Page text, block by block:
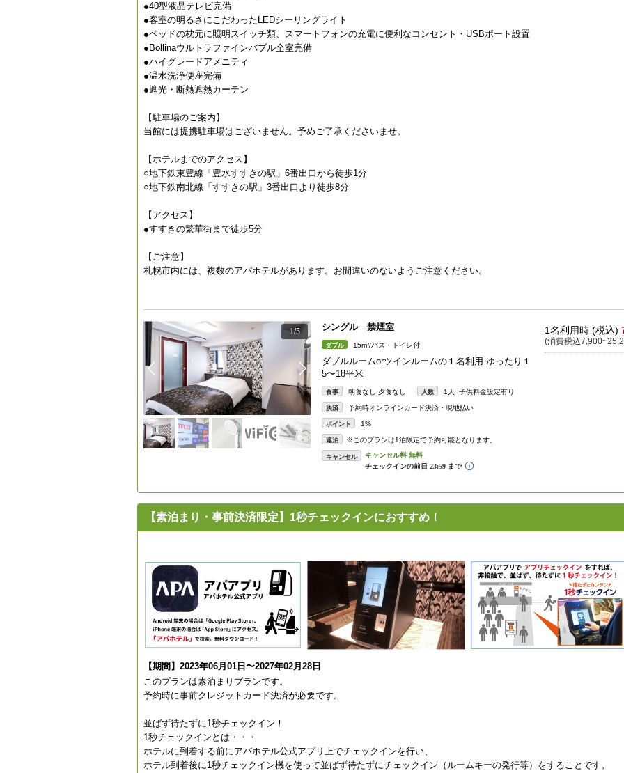
●40型液晶テレビ完備
●客室の明るさにこだわったLEDシーリングライト
●ベッドの枕元に照明スイッチ類、スマートフォンの充電に便利なコンセント・USBポート設置
●Bollinaウルトラファインバブル全室完備
●ハイグレードアメニティ
●温水洗浄便座完備
●遮光・断熱遮熱カーテン
【駐車場のご案内】
当館には提携駐車場はございません。予めご了承くださいませ。
【ホテルまでのアクセス】
○地下鉄東豊線「豊水すすきの駅」6番出口から徒歩1分
○地下鉄南北線「すすきの駅」3番出口より徒歩8分
【アクセス】
●すすきの繁華街まで徒歩5分
【ご注意】
札幌市内には、複数のアパホテルがあります。お間違いのないようご注意ください。
1/5 シングル 禁煙室
ダブル 15m²/バス・トイレ付
ダブルルームorツインルームの１名利用 ゆったり１
5〜18平米
食事 朝食なし 夕食なし 人数 1人 子供料金設定有り
決済 予約時オンラインカード決済・現地払い
ポイント 1%
連泊 ※このプランは1泊限定で予約可能となります。
キャンセル
1名利用時 (税込)
(消費税込
【素泊まり・事前決済限定】1秒チェックインにおすすめ！
【期間】2023年06月01日〜2027年02月28日
このプランは素泊まりプランです。
予約時に事前クレジットカード決済が必要です。
並ばず待たずに1秒チェックイン！
1秒チェックインとは・・・
ホテルに到着する前にアパホテル公式アプリ上でチェックインを行い、
ホテル到着後に1秒チェックイン機を使って並ばず待たずにチェックイン（ルームキーの発行等）をすることです。